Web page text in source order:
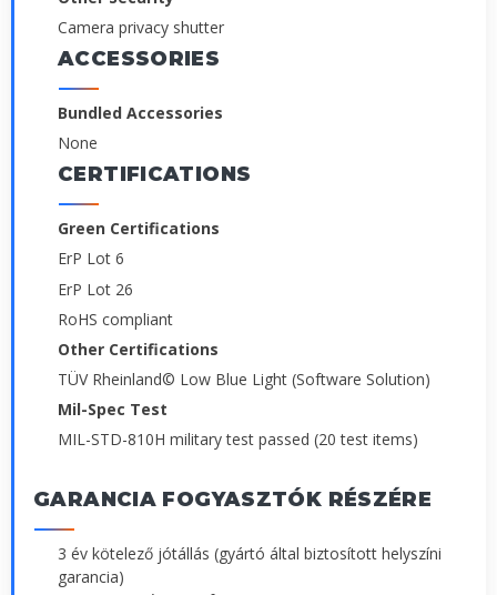
Camera privacy shutter
ACCESSORIES
Bundled Accessories
None
CERTIFICATIONS
Green Certifications
ErP Lot 6
ErP Lot 26
RoHS compliant
Other Certifications
TÜV Rheinland© Low Blue Light (Software Solution)
Mil-Spec Test
MIL-STD-810H military test passed (20 test items)
GARANCIA FOGYASZTÓK RÉSZÉRE
3 év kötelező jótállás (gyártó által biztosított helyszíni
garancia)